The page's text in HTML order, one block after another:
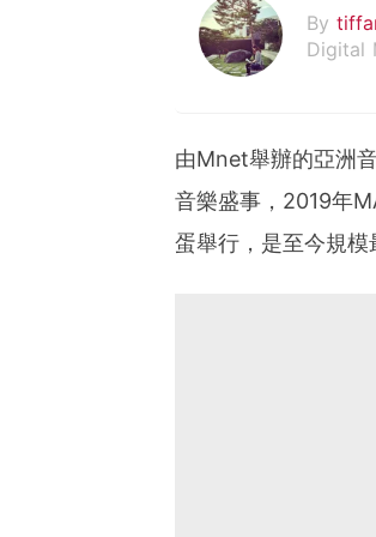
By
Digital
由Mnet舉辦的亞洲
音樂盛事，2019年
蛋舉行，是至今規模